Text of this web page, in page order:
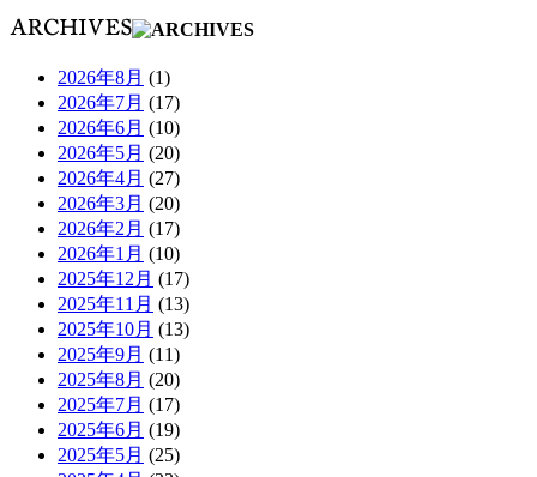
2026年8月 (1)
2026年7月 (17)
2026年6月 (10)
2026年5月 (20)
2026年4月 (27)
2026年3月 (20)
2026年2月 (17)
2026年1月 (10)
2025年12月 (17)
2025年11月 (13)
2025年10月 (13)
2025年9月 (11)
2025年8月 (20)
2025年7月 (17)
2025年6月 (19)
2025年5月 (25)